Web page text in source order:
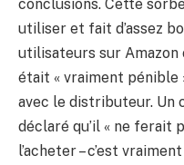
conclusions. Cette
utiliser et fait d’assez
utilisateurs sur
était « vraiment pénible
avec le distributeur. Un
déclaré qu’il « ne ferait
l’acheter – c’est